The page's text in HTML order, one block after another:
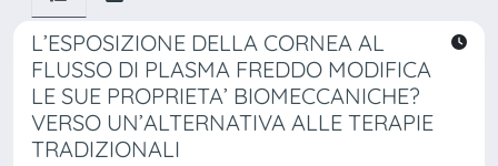
L’ESPOSIZIONE DELLA CORNEA AL
FLUSSO DI PLASMA FREDDO MODIFICA
LE SUE PROPRIETA’ BIOMECCANICHE?
VERSO UN’ALTERNATIVA ALLE TERAPIE
TRADIZIONALI